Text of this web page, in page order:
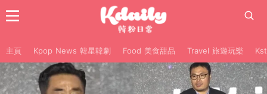
主頁 Kpop News 韓星韓劇 Food 美食甜品 Travel 旅遊玩樂